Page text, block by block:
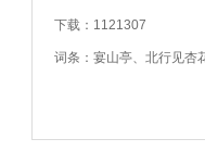
下载：1121307
词条：宴山亭、北行见杏